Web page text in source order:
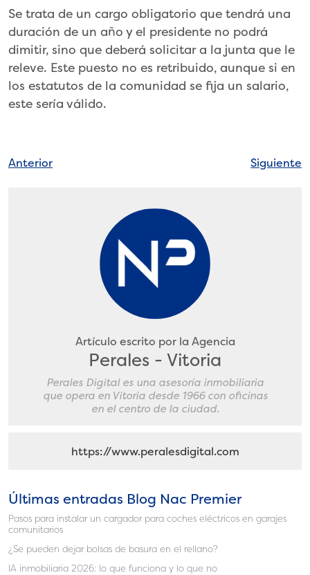
Se trata de un cargo obligatorio que tendrá una
duración de un año y el presidente no podrá
dimitir, sino que deberá solicitar a la junta que le
releve. Este puesto no es retribuido, aunque si en
los estatutos de la comunidad se fija un salario,
este sería válido.
Navegación
Anterior Siguiente
Artículo escrito por la Agencia
Perales - Vitoria
Perales Digital es una asesorí­a inmobiliaria
que opera en Vitoria desde 1966 con oficinas
en el centro de la ciudad.
https://www.peralesdigital.com
Últimas entradas Blog Nac Premier
Pasos para instalar un cargador para coches eléctricos en garajes
comunitarios
¿Se pueden dejar bolsas de basura en el rellano?
IA inmobiliaria 2026: lo que funciona y lo que no